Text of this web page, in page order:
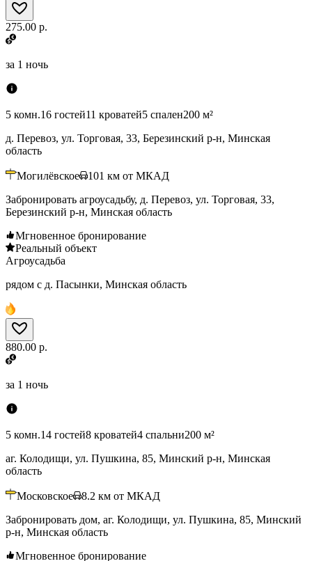
275.00 р.
за 1 ночь
5 комн.16 гостей11 кроватей5 спален200 м²
д. Перевоз, ул. Торговая, 33, Березинский р-н, Минская
область
Могилёвское 101 км от МКАД
Забронировать агроусадьбу, д. Перевоз, ул. Торговая, 33,
Березинский р-н, Минская область
Мгновенное бронирование
Реальный объект
Агроусадьба
рядом с д. Пасынки, Минская область
880.00 р.
за 1 ночь
5 комн.14 гостей8 кроватей4 спальни200 м²
аг. Колодищи, ул. Пушкина, 85, Минский р-н, Минская
область
Московское 8.2 км от МКАД
Забронировать дом, аг. Колодищи, ул. Пушкина, 85, Минский
р-н, Минская область
Мгновенное бронирование